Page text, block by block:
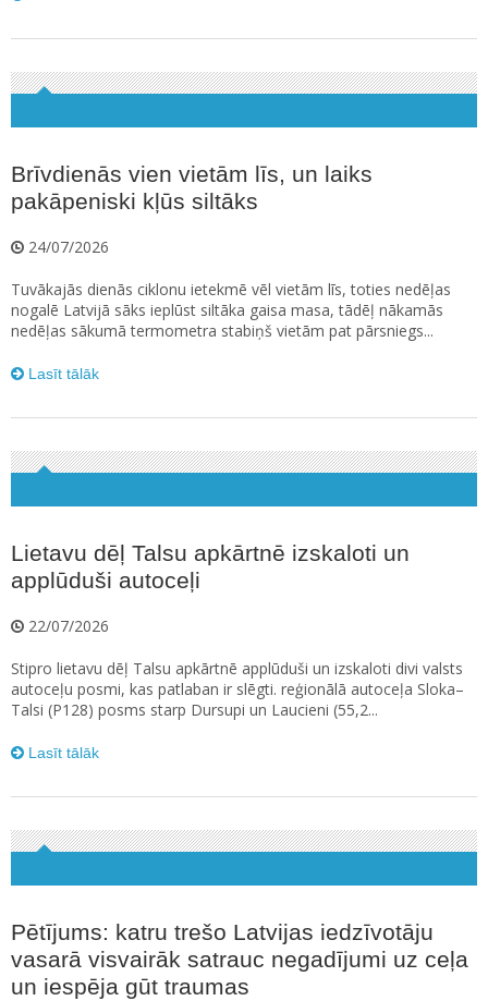
Brīvdienās vien vietām līs, un laiks
pakāpeniski kļūs siltāks
24/07/2026
Tuvākajās dienās ciklonu ietekmē vēl vietām līs, toties nedēļas
nogalē Latvijā sāks ieplūst siltāka gaisa masa, tādēļ nākamās
nedēļas sākumā termometra stabiņš vietām pat pārsniegs...
Lasīt tālāk
Lietavu dēļ Talsu apkārtnē izskaloti un
applūduši autoceļi
22/07/2026
Stipro lietavu dēļ Talsu apkārtnē applūduši un izskaloti divi valsts
autoceļu posmi, kas patlaban ir slēgti. reģionālā autoceļa Sloka–
Talsi (P128) posms starp Dursupi un Laucieni (55,2...
Lasīt tālāk
Pētījums: katru trešo Latvijas iedzīvotāju
vasarā visvairāk satrauc negadījumi uz ceļa
un iespēja gūt traumas